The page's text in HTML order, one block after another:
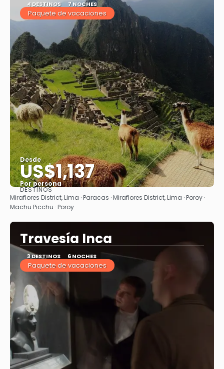
4 DESTINOS 7 NOCHES
Paquete de vacaciones
Desde
US$1,137
Por persona
Ver
DESTINOS
Miraflores District, Lima · Paracas · Miraflores District, Lima · Poroy ·
Machu Picchu · Poroy
Travesía Inca
3 DESTINOS 6 NOCHES
Paquete de vacaciones